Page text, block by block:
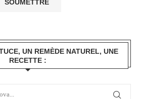
UN REMÈDE NATUREL, UNE
RECETTE :